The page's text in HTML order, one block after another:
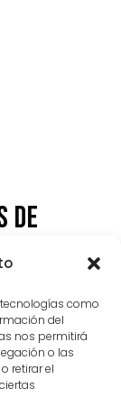
como
del
nos permitirá
o las
retirar el
de
y